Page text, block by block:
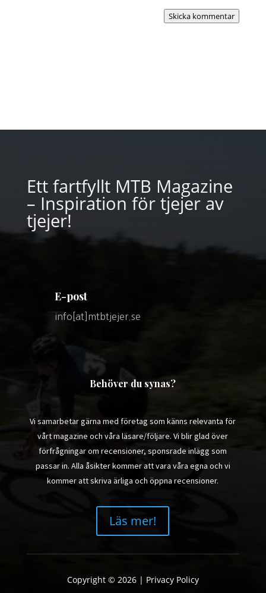
Skicka kommentar
Ett fartfyllt MTB Magazine
– Inspiration för tjejer av
tjejer!
E-post
info[at]mtbtjejer.se
Behöver du synas?
Vi samarbetar gärna med företag som känns relevanta för
vårt magazine och våra läsare/följare. Vi blir glad över
förfrågningar om recensioner, sponsrade inlägg som
passar in. Alla åsikter kommer att vara våra egna och vi
kommer att skriva ärliga och öppna recensioner.
Läs mer!
Copyright © 2026 | Privacy Policy